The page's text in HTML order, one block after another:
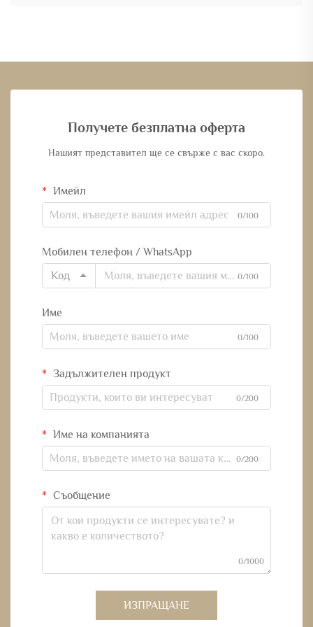
Получете безплатна оферта
Нашият представител ще се свърже с вас скоро.
Имейл
0/100
Мобилен телефон / WhatsApp
Код
0/100
Име
0/100
Задължителен продукт
0/200
Име на компанията
0/200
Съобщение
0/1000
ИЗПРАЩАНЕ